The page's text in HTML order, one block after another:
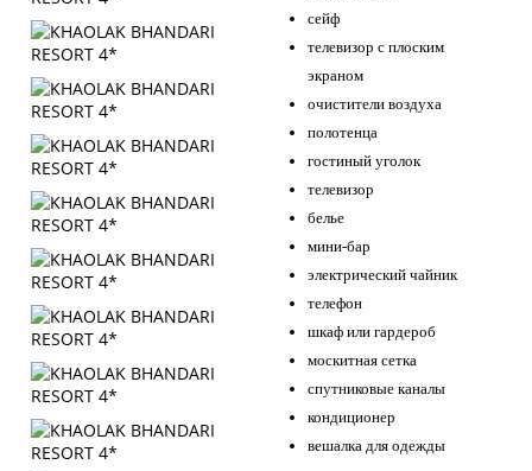
сейф
телевизор с плоским
экраном
очистители воздуха
полотенца
гостиный уголок
телевизор
белье
мини-бар
электрический чайник
телефон
шкаф или гардероб
москитная сетка
спутниковые каналы
кондиционер
вешалка для одежды